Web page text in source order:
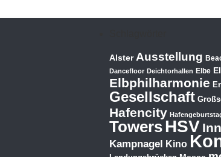
Alster Ausstellung
Dancefloor Deichtorhallen Elbe
Elbphilharmonie
Gesellschaft
Hafencity
TowersHSV
Kampnagel Kino